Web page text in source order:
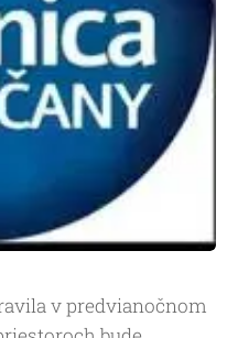
v predvianočnom